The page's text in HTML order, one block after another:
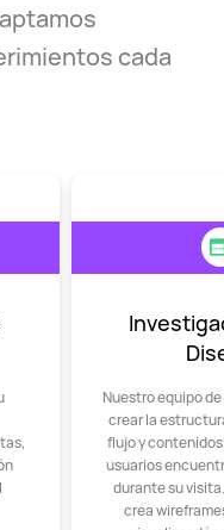
cada
Nuestro equipo
crear la
flujo y
usuarios
durante su
crea